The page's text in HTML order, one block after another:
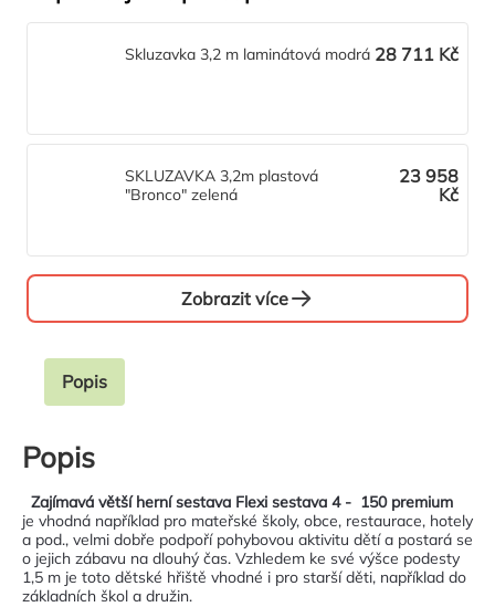
Skluzavka 3,2 m laminátová modrá 28 711 Kč
SKLUZAVKA 3,2m plastová
"Bronco" zelená
23 958
Kč
Zobrazit více
Popis
Popis
Zajímavá větší herní sestava Flexi sestava 4 - 150 premium
je vhodná například pro mateřské školy, obce, restaurace, hotely
a pod., velmi dobře podpoří pohybovou aktivitu dětí a postará se
o jejich zábavu na dlouhý čas. Vzhledem ke své výšce podesty
1,5 m je toto dětské hřiště vhodné i pro starší děti, například do
základních škol a družin.